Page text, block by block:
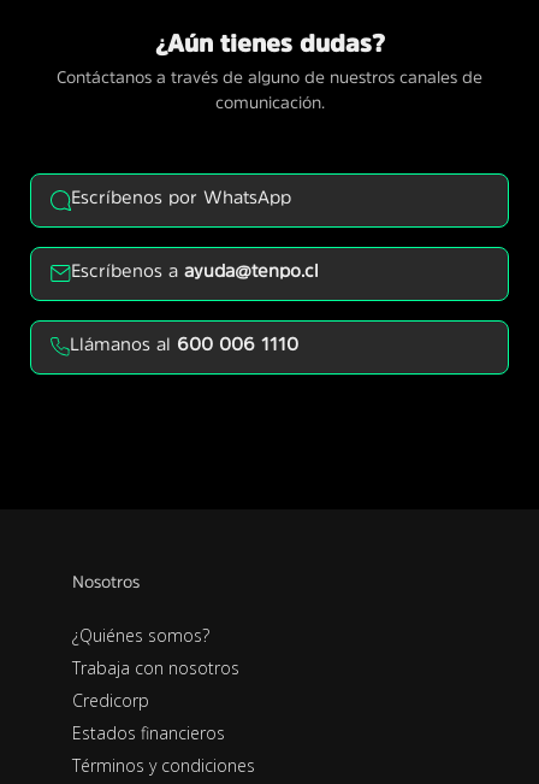
¿Aún tienes dudas?
Contáctanos a través de alguno de nuestros canales de
comunicación.
Escríbenos por WhatsApp
Escríbenos aayuda@tenpo.cl
Llámanos al 600 006 1110
Nosotros
¿Quiénes somos?
Trabaja con nosotros
Credicorp
Estados financieros
Términos y condiciones